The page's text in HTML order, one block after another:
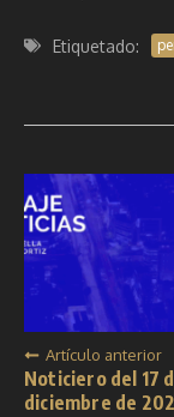
Etiquetado:
Artículo anterior
Noticiero del 17
diciembre de